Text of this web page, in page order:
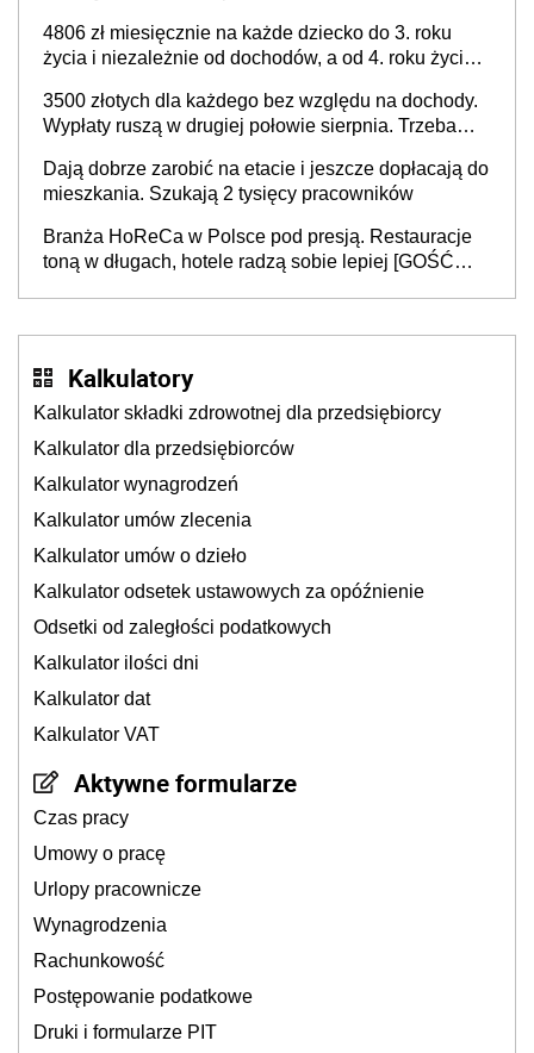
4806 zł miesięcznie na każde dziecko do 3. roku
życia i niezależnie od dochodów, a od 4. roku życia
spadku liczby urodzeń w Polsce
3500 złotych dla każdego bez względu na dochody.
Wypłaty ruszą w drugiej połowie sierpnia. Trzeba
Dają dobrze zarobić na etacie i jeszcze dopłacają do
mieszkania. Szukają 2 tysięcy pracowników
Branża HoReCa w Polsce pod presją. Restauracje
toną w długach, hotele radzą sobie lepiej [GOŚĆ
Kalkulatory
Kalkulator składki zdrowotnej dla przedsiębiorcy
Kalkulator dla przedsiębiorców
Kalkulator wynagrodzeń
Kalkulator umów zlecenia
Kalkulator umów o dzieło
Kalkulator odsetek ustawowych za opóźnienie
Odsetki od zaległości podatkowych
Kalkulator ilości dni
Kalkulator dat
Kalkulator VAT
Aktywne formularze
Czas pracy
Umowy o pracę
Urlopy pracownicze
Wynagrodzenia
Rachunkowość
Postępowanie podatkowe
Druki i formularze PIT